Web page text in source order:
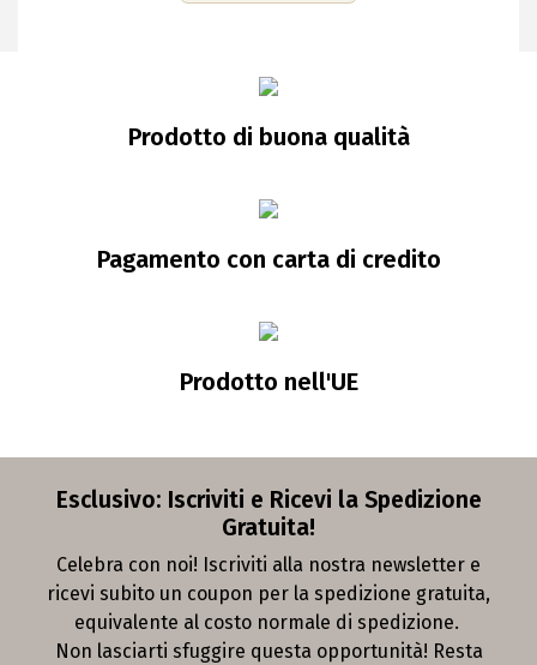
Prodotto di buona qualità
Pagamento con carta di credito
Prodotto nell'UE
Esclusivo: Iscriviti e Ricevi la Spedizione
Gratuita!
Celebra con noi! Iscriviti alla nostra newsletter e
ricevi subito un coupon per la spedizione gratuita,
equivalente al costo normale di spedizione.
Non lasciarti sfuggire questa opportunità! Resta